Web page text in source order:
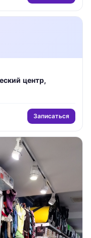
центр,
Записаться